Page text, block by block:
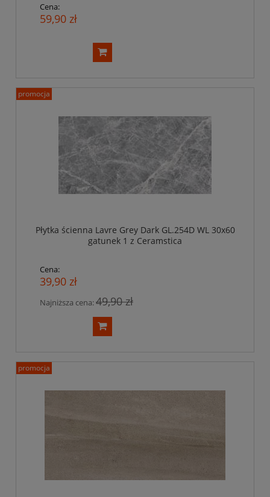
Cena:
59,90 zł
Płytka ścienna Lavre Grey Dark GL.254D WL 30x60
gatunek 1 z Ceramstica
Cena:
39,90 zł
Najniższa cena:49,90 zł
promocja
promocja